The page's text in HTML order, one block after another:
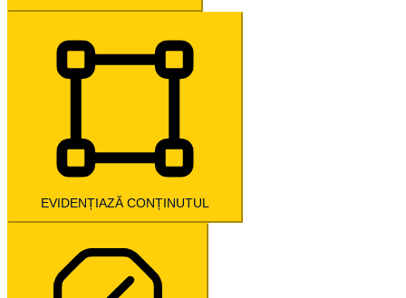
EVIDENȚIAZĂ CONȚINUTUL